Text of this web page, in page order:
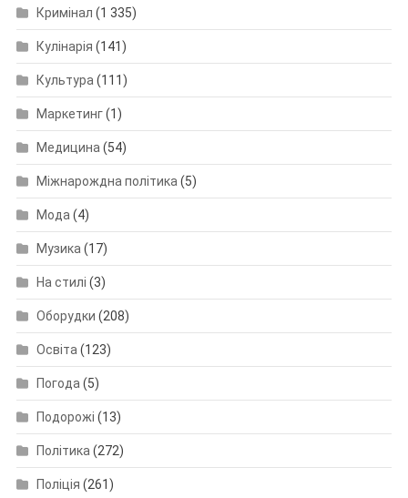
Кримінал (1 335)
Кулінарія (141)
Культура (111)
Маркетинг(1)
Медицина (54)
Міжнарождна політика (5)
Мода (4)
Музика (17)
На стилі (3)
Оборудки (208)
Освіта (123)
Погода (5)
Подорожі (13)
Політика (272)
Поліція (261)